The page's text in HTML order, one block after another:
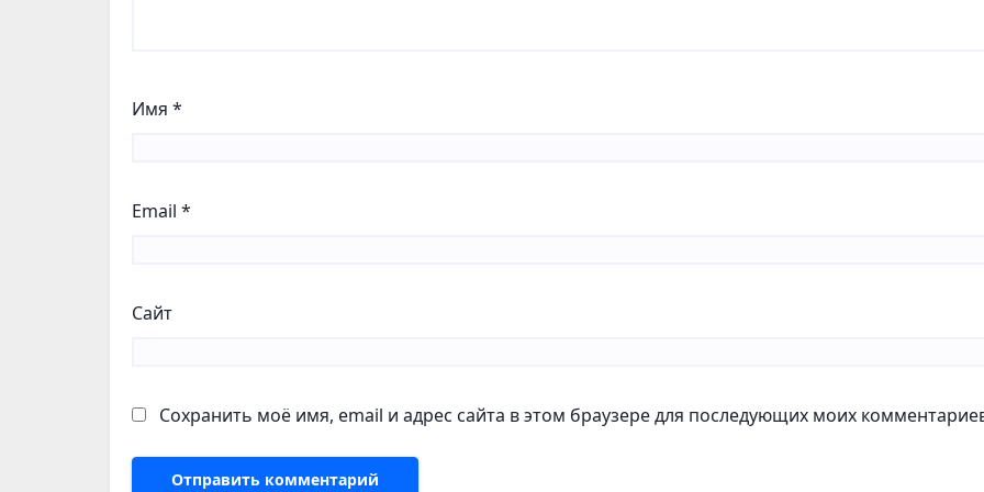
Имя *
Email *
Сайт
Сохранить моё имя, email и адрес сайта в этом браузере для последующих моих